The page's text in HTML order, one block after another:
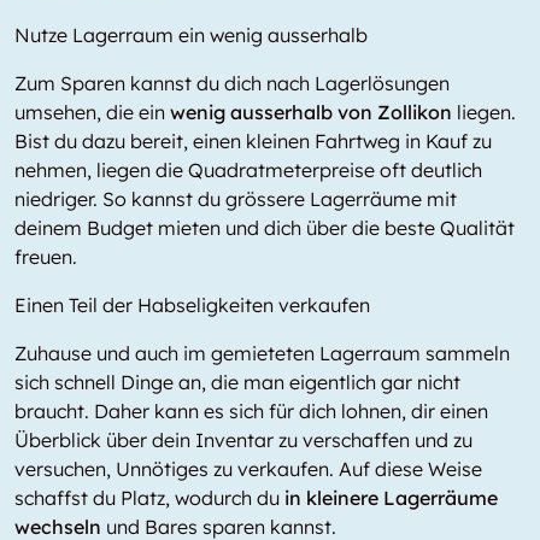
Nutze Lagerraum ein wenig ausserhalb
Zum Sparen kannst du dich nach Lagerlösungen
umsehen, die ein wenig ausserhalb von Zollikon liegen.
Bist du dazu bereit, einen kleinen Fahrtweg in Kauf zu
nehmen, liegen die Quadratmeterpreise oft deutlich
niedriger. So kannst du grössere Lagerräume mit
deinem Budget mieten und dich über die beste Qualität
freuen.
Einen Teil der Habseligkeiten verkaufen
Zuhause und auch im gemieteten Lagerraum sammeln
sich schnell Dinge an, die man eigentlich gar nicht
braucht. Daher kann es sich für dich lohnen, dir einen
Überblick über dein Inventar zu verschaffen und zu
versuchen, Unnötiges zu verkaufen. Auf diese Weise
schaffst du Platz, wodurch du in kleinere Lagerräume
wechseln und Bares sparen kannst.